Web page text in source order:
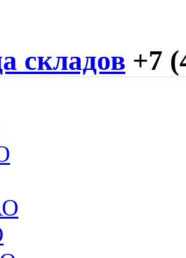
складов +7